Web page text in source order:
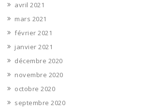
avril 2021
mars 2021
février 2021
janvier 2021
décembre 2020
novembre 2020
octobre 2020
septembre 2020